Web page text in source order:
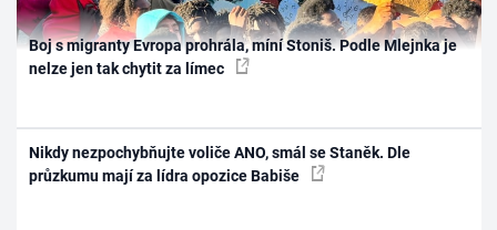
Boj s migranty Evropa prohrála, míní Stoniš. Podle Mlejnka je
nelze jen tak chytit za límec
Nikdy nezpochybňujte voliče ANO, smál se Staněk. Dle
průzkumu mají za lídra opozice Babiše